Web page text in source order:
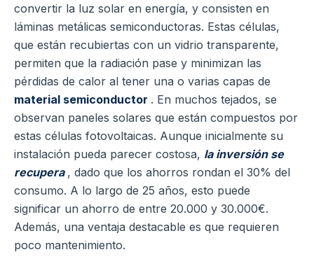
convertir la luz solar en energía, y consisten en
láminas metálicas semiconductoras. Estas células,
que están recubiertas con un vidrio transparente,
permiten que la radiación pase y minimizan las
pérdidas de calor al tener una o varias capas de
material semiconductor . En muchos tejados, se
observan paneles solares que están compuestos por
estas células fotovoltaicas. Aunque inicialmente su
instalación pueda parecer costosa, la inversión se
recupera , dado que los ahorros rondan el 30% del
consumo. A lo largo de 25 años, esto puede
significar un ahorro de entre 20.000 y 30.000€.
Además, una ventaja destacable es que requieren
poco mantenimiento.